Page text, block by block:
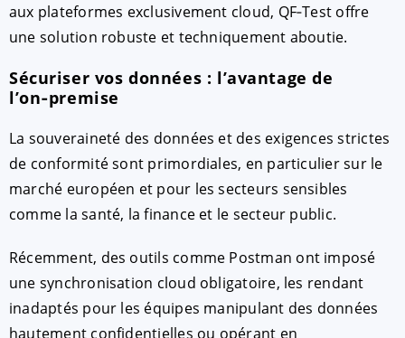
aux plateformes exclusivement cloud, QF‑Test offre
une solution robuste et techniquement aboutie.
Sécuriser vos données : l’avantage de
l’on‑premise
La souveraineté des données et des exigences strictes
de conformité sont primordiales, en particulier sur le
marché européen et pour les secteurs sensibles
comme la santé, la finance et le secteur public.
Récemment, des outils comme Postman ont imposé
une synchronisation cloud obligatoire, les rendant
inadaptés pour les équipes manipulant des données
hautement confidentielles ou opérant en